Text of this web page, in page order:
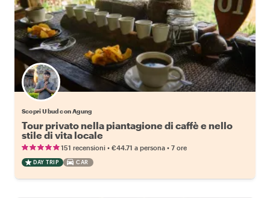
Scopri Ubud con Agung
Tour privato nella piantagione di caffè e nello
stile di vita locale
151 recensioni • €44.71 a persona • 7 ore
DAY TRIP CAR